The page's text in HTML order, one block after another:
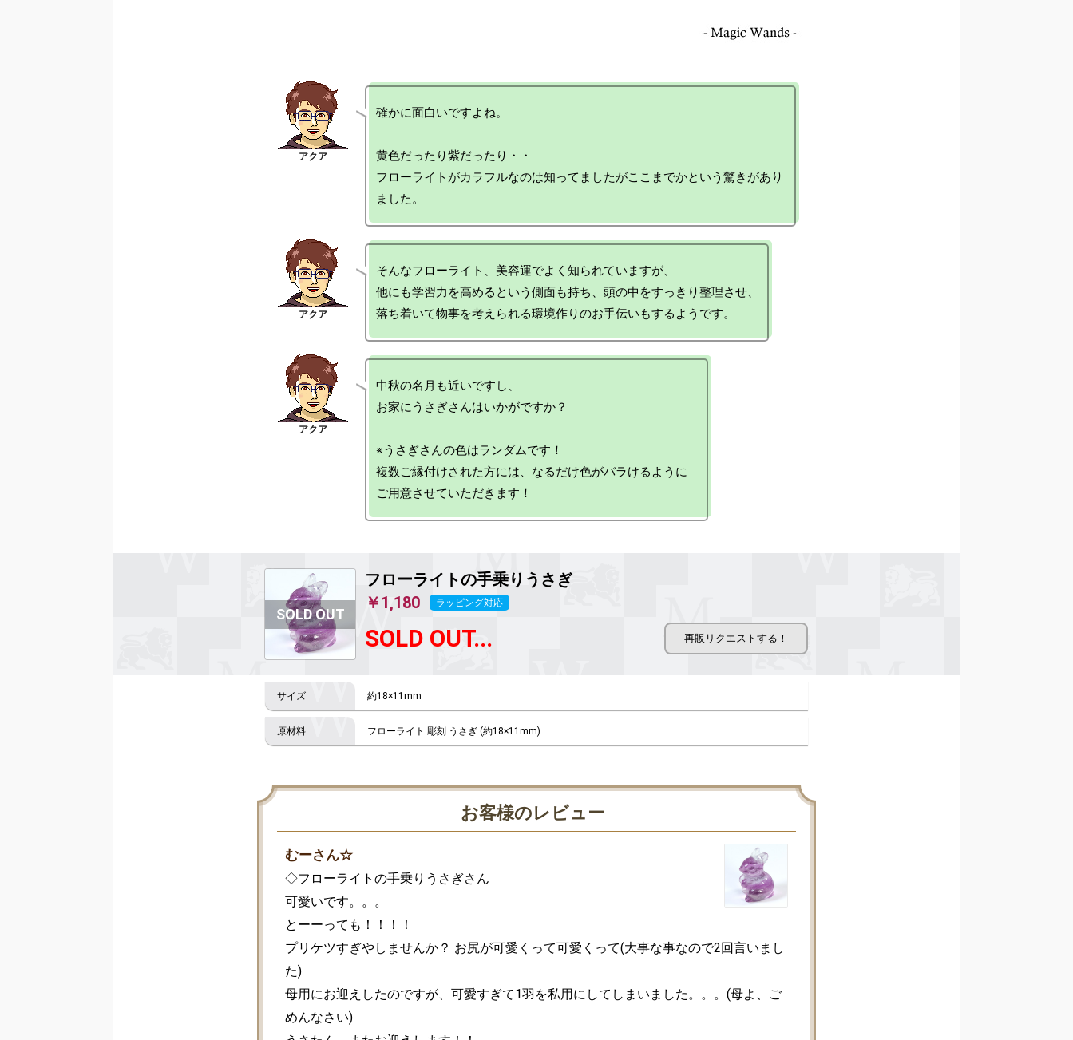
確かに面白いですよね。
黄色だったり紫だったり・・
フローライトがカラフルなのは知ってましたがここまでかという驚きがあり
そんなフローライト、美容運でよく知られていますが、
他にも学習力を高めるという側面も持ち、頭の中をすっきり整理させ、
中秋の名月も近いですし、
お家にうさぎさんはいかがですか？
※うさぎさんの色はランダムです！
複数ご縁付けされた方には、なるだけ色がバラけるように
フローライトの手乗りうさぎ
￥1,180
ラッピング対応
SOLD OUT...
約18×11mm
フローライト 彫刻 うさぎ (約18×11mm)
お客様のレビュー
むーさん☆
◇フローライトの手乗りうさぎさん
可愛いです。。。
とーーっても！！！！
プリケツすぎやしませんか？ お尻が可愛くって可愛くって(大事な事なので2回言いまし
た)
母用にお迎えしたのですが、可愛すぎて1羽を私用にしてしまいました。。。(母よ、ご
めんなさい)